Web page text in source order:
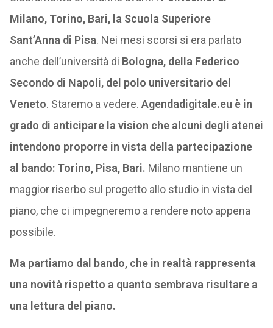
Milano, Torino, Bari, la Scuola Superiore
Sant’Anna di Pisa. Nei mesi scorsi si era parlato
anche dell’università di Bologna, della Federico
Secondo di Napoli, del polo universitario del
Veneto. Staremo a vedere. Agendadigitale.eu è in
grado di anticipare la vision che alcuni degli atenei
intendono proporre in vista della partecipazione
al bando: Torino, Pisa, Bari. Milano mantiene un
maggior riserbo sul progetto allo studio in vista del
piano, che ci impegneremo a rendere noto appena
possibile.
Ma partiamo dal bando, che in realtà rappresenta
una novità rispetto a quanto sembrava risultare a
una lettura del piano.